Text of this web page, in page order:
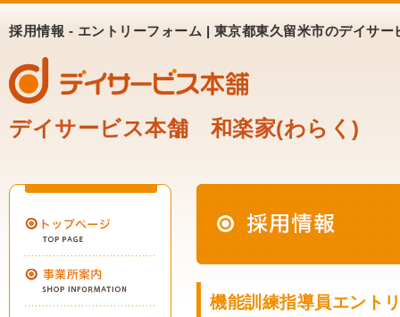
採用情報 - エントリーフォーム | 東京都東久留米市のデイサ
デイサービス本舗 和楽家(わらく)
機能訓練指導員エント